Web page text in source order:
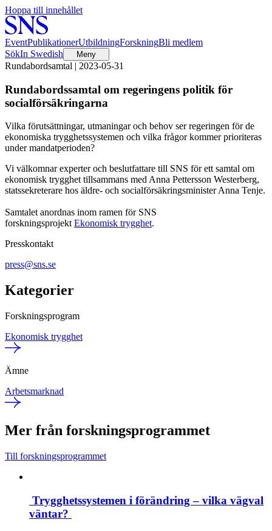
Hoppa till innehållet
EventPublikationerUtbildningForskningBli medlem
SökIn Swedish Meny
Rundabordsamtal | 2023-05-31
Rundabordssamtal om regeringens politik för
socialförsäkringarna
Vilka förutsättningar, utmaningar och behov ser regeringen för de
ekonomiska trygghetssystemen och vilka frågor kommer prioriteras
under mandatperioden?
Vi välkomnar experter och beslutfattare till SNS för ett samtal om
ekonomisk trygghet tillsammans med Anna Pettersson Westerberg,
statssekreterare hos äldre- och socialförsäkringsminister Anna Tenje.
Samtalet anordnas inom ramen för SNS
forskningsprojektEkonomisk trygghet.
Presskontakt
press@sns.se
Kategorier
Forskningsprogram
Ekonomisk trygghet
Ämne
Arbetsmarknad
Mer från forskningsprogrammet
Till forskningsprogrammet
Trygghetssystemen i förändring – vilka vägval
väntar?